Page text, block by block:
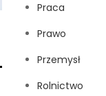
Praca
Prawo
Przemysł
Rolnictwo